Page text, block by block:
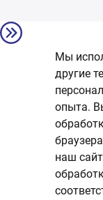
Мы
другие
опыта.
наш